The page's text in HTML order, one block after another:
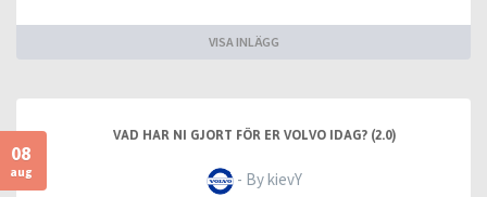
VISA INLÄGG
08
aug
VAD HAR NI GJORT FÖR ER VOLVO IDAG? (2.0)
- By kievY